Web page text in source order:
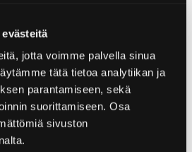
jotta voimme palvella sinua
tätä tietoa analytiikan ja
parantamiseen, sekä
suorittamiseen. Osa
sivuston
plats för cykling. Rundan
terrängcykelled i Yyteri. Det
cykla på rundan